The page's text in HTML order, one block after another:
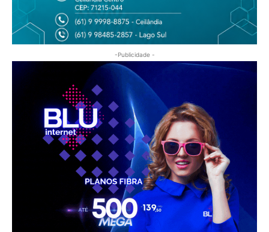
-Publicidade -